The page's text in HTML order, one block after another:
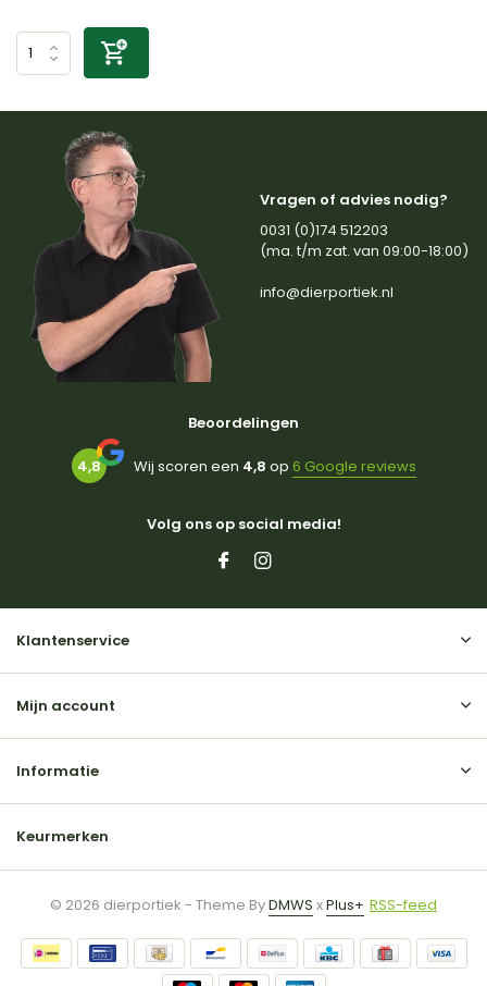
Vragen of advies nodig?
0031 (0)174 512203
(ma. t/m zat. van 09:00-18:00)
info@dierportiek.nl
Beoordelingen
4,8 Wij scoren een 4,8 op 6 Google reviews
Volg ons op social media!
Klantenservice
Mijn account
Informatie
Keurmerken
© 2026 dierportiek - Theme ByDMWS xPlus+ RSS-feed